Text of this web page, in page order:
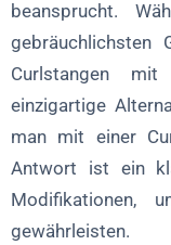
Alternativen zu Curl
FAQ über Curl Bar
1. Können
herkömmlichen
3. Welche
Curlstange zu
beansprucht.
gebräuchlichsten
Curlstangen
einzigartige
man mit einer
Antwort ist ein
Modifikationen,
gewährleisten.